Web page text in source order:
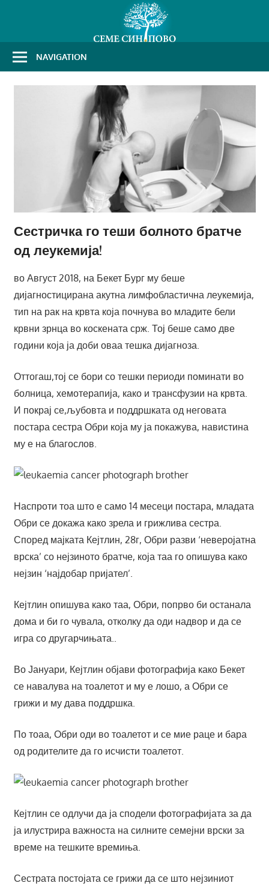
NAVIGATION
Сестричка го теши болното братче
од леукемија!
во Август 2018, на Бекет Бург му беше
дијагностицирана акутна лимфобластична леукемија,
тип на рак на крвта која почнува во младите бели
крвни зрнца во коскената срж. Тој беше само две
години која ја доби оваа тешка дијагноза.
Оттогаш,тој се бори со тешки периоди поминати во
болница, хемотерапија, како и трансфузии на крвта.
И покрај се,љубовта и поддршката од неговата
постара сестра Обри која му ја покажува, навистина
му е на благослов.
Наспроти тоа што е само 14 месеци постара, младата
Обри се докажа како зрела и грижлива сестра.
Според мајката Кејтлин, 28г, Обри разви ‘неверојатна
врска’ со нејзиното братче, која таа го опишува како
нејзин ‘најдобар пријател’.
Кејтлин опишува како таа, Обри, попрво би останала
дома и би го чувала, отколку да оди надвор и да се
игра со другарчињата..
Во Јануари, Кејтлин објави фотографија како Бекет
се навалува на тоалетот и му е лошо, а Обри се
грижи и му дава поддршка.
По тоаа, Обри оди во тоалетот и се мие раце и бара
од родителите да го исчисти тоалетот.
Кејтлин се одлучи да ја сподели фотографијата за да
ја илустрира важноста на силните семејни врски за
време на тешките времиња.
Сестрата постојата се грижи да се што нејзиниот